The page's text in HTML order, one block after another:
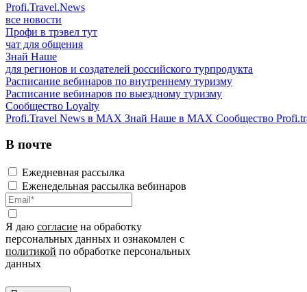
Profi.Travel.News
все новости
Профи в трэвел тут
чат для общения
Знай Наше
для регионов и создателей российского турпродукта
Расписание вебинаров по внутреннему туризму
Расписание вебинаров по выездному туризму
Сообщество Loyalty
Profi.Travel News в MAX Знай Наше в MAX Сообщество
В почте
Ежедневная рассылка
Еженедельная рассылка вебинаров
Я даю согласие на обработку
персональных данных и ознакомлен с
политикой по обработке персональных
данных